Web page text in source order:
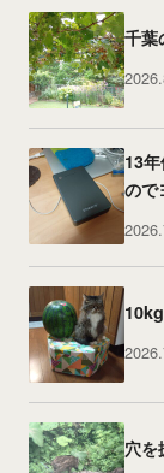
千葉
13
ので
穴を